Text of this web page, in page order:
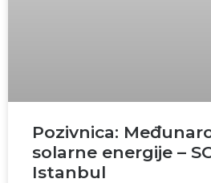
Pozivnica:
solarne energije –
Istanbul